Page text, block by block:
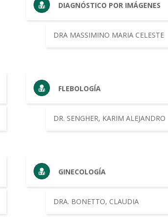
DIAGNÓSTICO POR IMÁGENES
DRA MASSIMINO MARIA CELESTE
FLEBOLOGÍA
DR. SENGHER, KARIM ALEJANDRO
GINECOLOGÍA
DRA. BONETTO, CLAUDIA